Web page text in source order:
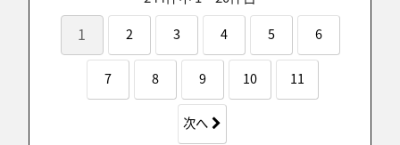
1 2 3 4 5 6
7 8 9 10 11
次へ